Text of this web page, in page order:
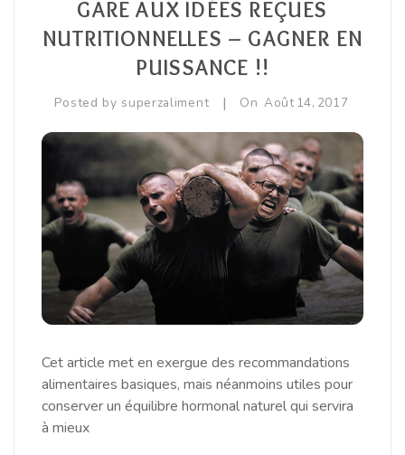
Equilibre Masculin
Immunité / Défenses Naturelles
Libido / Tonus Sexuel
Sport / Muscles
Vitamines / Minéraux / Oligoéléments
GARE AUX IDÉES REÇUES
NUTRITIONNELLES – GAGNER EN
PUISSANCE !!
Posted by superzaliment | On Août14, 2017
Cet article met en exergue des recommandations
alimentaires basiques, mais néanmoins utiles pour
conserver un équilibre hormonal naturel qui servira
à mieux